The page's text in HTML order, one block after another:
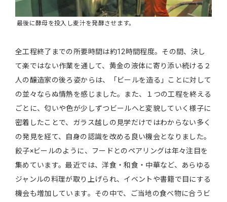
最後に酵母を投入し麦汁を発酵させます。
全工程終了までの所要時間は約12時間程度。その間、決し
て楽ではない作業を通して、黄金の液体に寄り添い続ける２
人の醸造家の後ろ姿からは、「ビールを造る」ことに対して
の並々ならぬ情熱を感じました。また、１つの工程を終える
ごとに、匂いや色が少しずつビールへと変貌していく様子に
密着したことで、ガラス越しの見学だけではわからない多く
の発見を経て、自身の認識を改める良い機会となりました。
餃子×ビールのように、フードとのペアリングは年々注目を
集めています。最近では、洋食・和食・中華など、あらゆる
ジャンルの料理が取り上げられ、イベントや書籍で目にする
機会も増加しています。その中で、ご当地の食べ物に合うビ